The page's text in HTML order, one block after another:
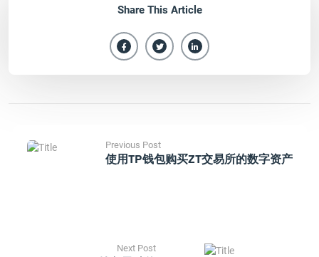
Share This Article
Previous Post
使用TP钱包购买ZT交易所的数字资产
Next Post